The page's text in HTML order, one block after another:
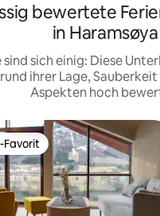
bewertete
in Haramsøya
sind sich einig: Diese
ihrer Lage,
Aspekten hoch
Gäste-Favorit.
Favorit